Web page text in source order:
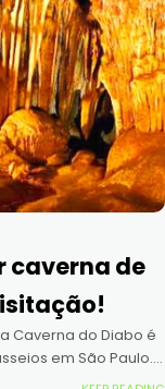
caverna de
Caverna do Diabo é
em São Paulo.